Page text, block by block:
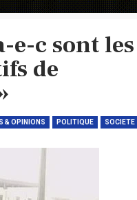
e-c sont les
de
& OPINIONS POLITIQUE SOCIETE